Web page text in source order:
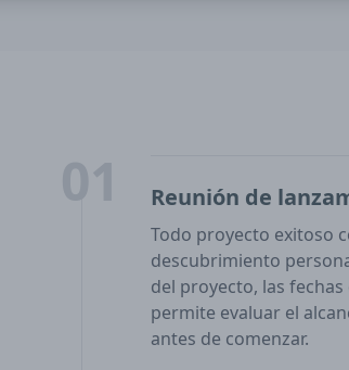
Reunión de
Todo proyecto exitoso
descubrimiento
del proyecto, las
permite evaluar el
antes de comenzar.